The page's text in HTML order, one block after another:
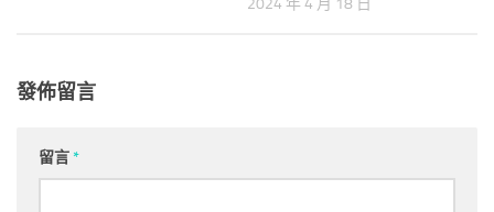
2024 年 4 月 18 日
發佈留言
留言*